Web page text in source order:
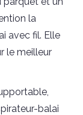
la
avec fil. Elle
le meilleur
balai